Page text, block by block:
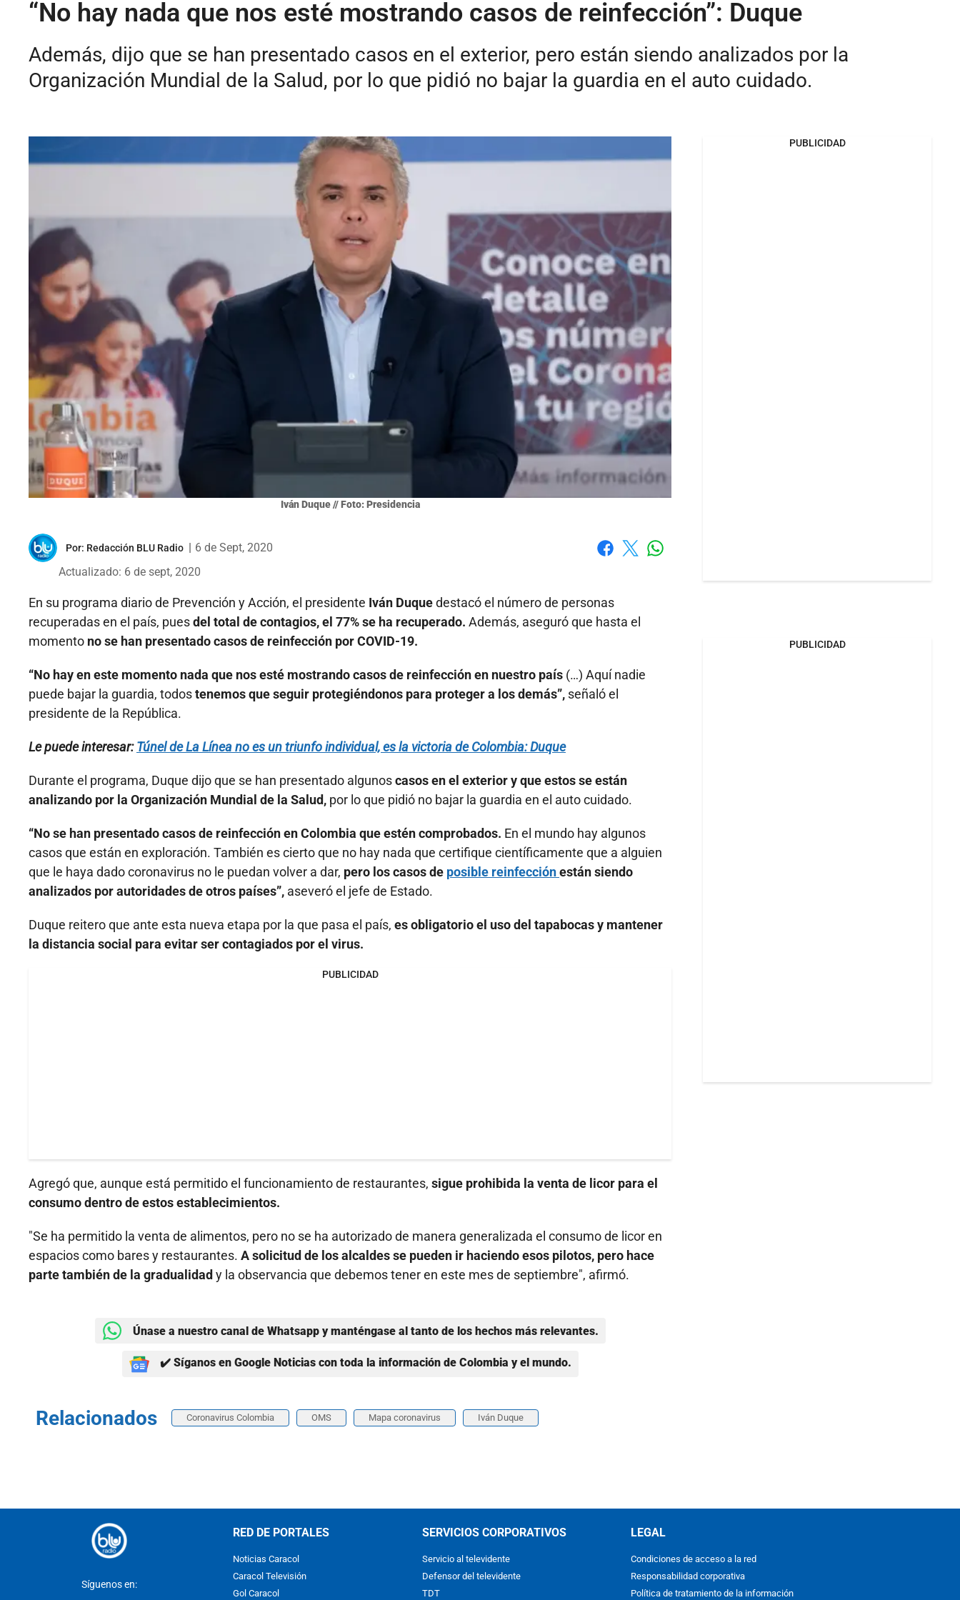
“No hay nada que nos esté mostrando casos de reinfección”: Duque
Además, dijo que se han presentado casos en el exterior, pero están siendo analizados por la
Organización Mundial de la Salud, por lo que pidió no bajar la guardia en el auto cuidado.
Iván Duque // Foto: Presidencia
Por: Redacción BLU Radio
6 de Sept, 2020
Actualizado: 6 de sept, 2020
En su programa diario de Prevención y Acción, el presidente Iván Duquedestacó el número de personas
recuperadas en el país, puesdel total de contagios, el 77% se ha recuperado. Además, aseguró que hasta el
momento no se han presentado casos de reinfección por COVID-19.
“No hay en este momento nada que nos esté mostrando casos de reinfección en nuestro país (…) Aquí nadie
puede bajar la guardia, todostenemos que seguir protegiéndonos para proteger a los demás”, señaló el
presidente de la República.
Le puede interesar:Túnel de La Línea no es un triunfo individual, es la victoria de Colombia: Duque
Durante el programa, Duque dijo que se han presentado algunoscasos en el exterior y que estos se están
analizando por la Organización Mundial de la Salud, por lo que pidió no bajar la guardia en el auto cuidado.
“No se han presentado casos de reinfección en Colombia que estén comprobados. En el mundo hay algunos
casos que están en exploración. También es cierto que no hay nada que certifique científicamente que a alguien
que le haya dado coronavirus no le puedan volver a dar, pero los casos de posible reinfecciónestán siendo
analizados por autoridades de otros países”, aseveró el jefe de Estado.
Duque reitero que ante esta nueva etapa por la que pasa el país, es obligatorio el uso del tapabocas y mantener
la distancia social para evitar ser contagiados por el virus.
PUBLICIDAD
Agregó que, aunque está permitido el funcionamiento de restaurantes, sigue prohibida la venta de licor para el
consumo dentro de estos establecimientos.
"Se ha permitido la venta de alimentos, pero no se ha autorizado de manera generalizada el consumo de licor en
espacios como bares y restaurantes. A solicitud de los alcaldes se pueden ir haciendo esos pilotos, pero hace
parte también de la gradualidad y la observancia que debemos tener en este mes de septiembre", afirmó.
Únase a nuestro canal de Whatsapp y manténgase al tanto de los hechos más relevantes.
✔️ Síganos en Google Noticias con toda la información de Colombia y el mundo.
Relacionados Coronavirus Colombia OMS Mapa coronavirus Iván Duque
PUBLICIDAD
PUBLICIDAD
Síguenos en:
RED DE PORTALES
Noticias Caracol
Caracol Televisión
Gol Caracol
SERVICIOS CORPORATIVOS
Servicio al televidente
Defensor del televidente
TDT
LEGAL
Condiciones de acceso a la red
Responsabilidad corporativa
Política de tratamiento de la información